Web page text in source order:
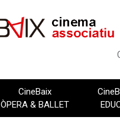
CineBaix
ÒPERA & BALLET